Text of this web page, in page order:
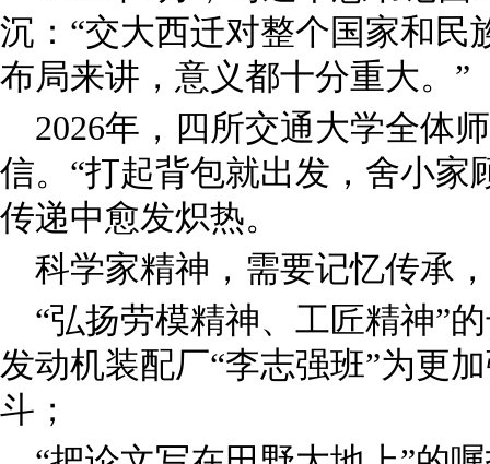
沉：“交大西迁对整个国家和民
布局来讲，意义都十分重大。”
2026年，四所交通大学全体
信。“打起背包就出发，舍小家
传递中愈发炽热。
科学家精神，需要记忆传承
“弘扬劳模精神、工匠精神”
发动机装配厂“李志强班”为更
斗；